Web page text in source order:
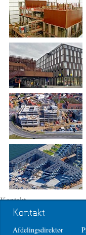
Kontakt
Afdelingsdirektør
Kontakt
Koncernkommunikation